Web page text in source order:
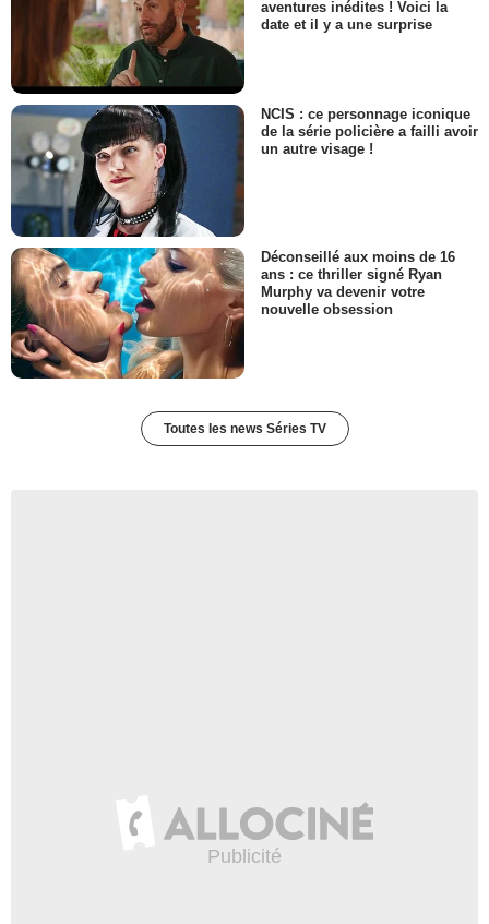
aventures inédites ! Voici la
date et il y a une surprise
NCIS : ce personnage iconique
de la série policière a failli avoir
un autre visage !
Déconseillé aux moins de 16
ans : ce thriller signé Ryan
Murphy va devenir votre
nouvelle obsession
Toutes les news Séries TV